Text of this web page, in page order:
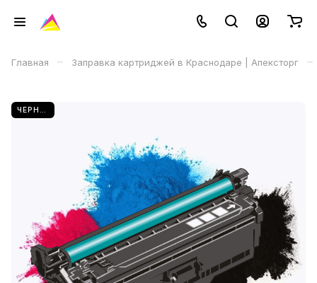
Главная – Заправка картриджей в Краснодаре | Апексторг –